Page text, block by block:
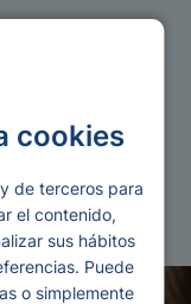
cookies
de terceros para
el contenido,
sus hábitos
Puede
o simplemente
y revisado por